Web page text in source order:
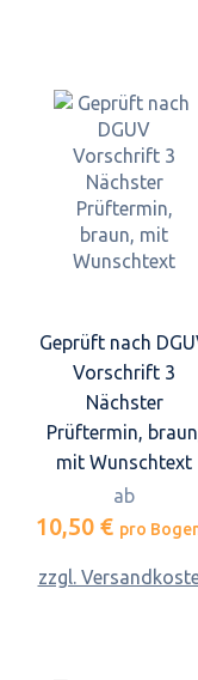
Geprüft nach
Vorschrift 3
Nächster
Prüftermin,
mit Wunschtext
ab
10,50 € pro
zzgl.